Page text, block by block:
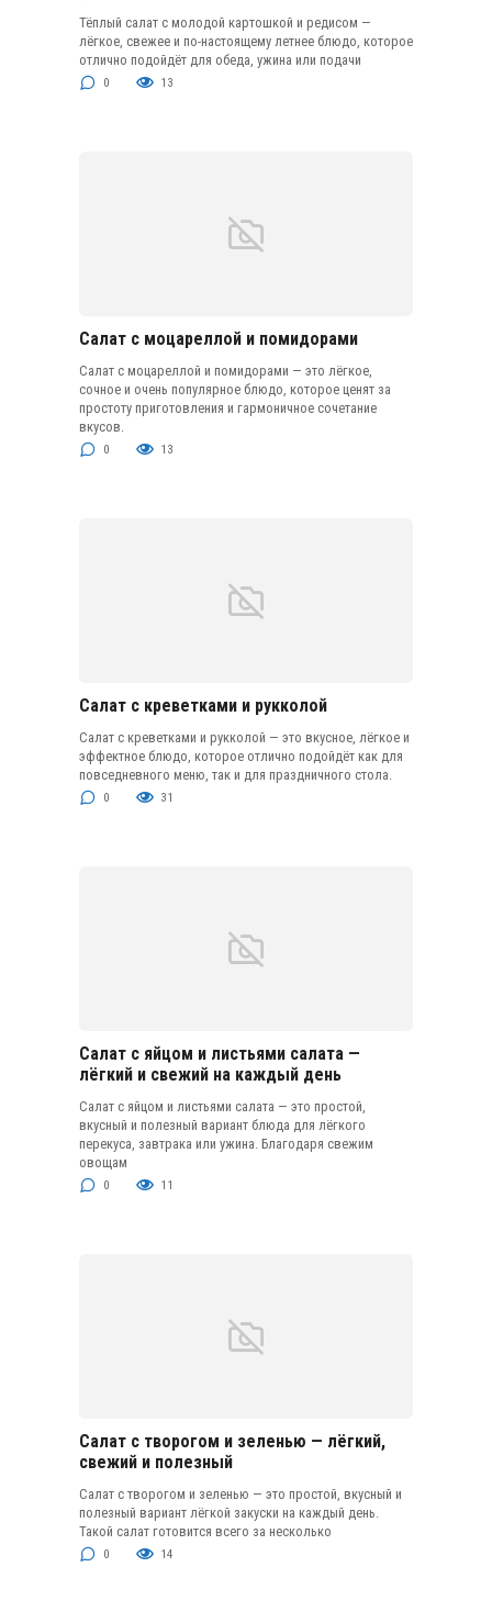
Тёплый салат с молодой картошкой и редисом —
лёгкое, свежее и по-настоящему летнее блюдо, которое
отлично подойдёт для обеда, ужина или подачи
0 13
Салат с моцареллой и помидорами
Салат с моцареллой и помидорами — это лёгкое,
сочное и очень популярное блюдо, которое ценят за
простоту приготовления и гармоничное сочетание
вкусов.
0 13
Салат с креветками и рукколой
Салат с креветками и рукколой — это вкусное, лёгкое и
эффектное блюдо, которое отлично подойдёт как для
повседневного меню, так и для праздничного стола.
0 31
Салат с яйцом и листьями салата —
лёгкий и свежий на каждый день
Салат с яйцом и листьями салата — это простой,
вкусный и полезный вариант блюда для лёгкого
перекуса, завтрака или ужина. Благодаря свежим
овощам
0 11
Салат с творогом и зеленью — лёгкий,
свежий и полезный
Салат с творогом и зеленью — это простой, вкусный и
полезный вариант лёгкой закуски на каждый день.
Такой салат готовится всего за несколько
0 14